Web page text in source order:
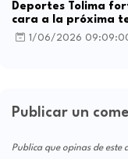
Deportes Tolima
cara a la próxima
1/06/2026
Publicar un
Publica que opinas de este